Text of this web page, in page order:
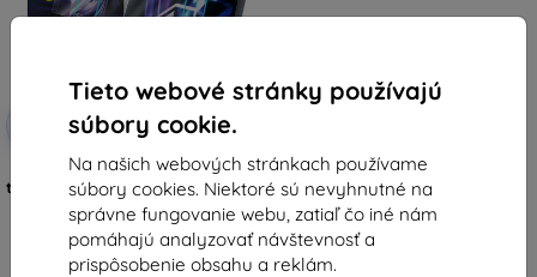
Tieto webové stránky používajú
súbory cookie.
Na našich webových stránkach používame
súbory cookies. Niektoré sú nevyhnutné na
správne fungovanie webu, zatiaľ čo iné nám
pomáhajú analyzovať návštevnosť a
prispôsobenie obsahu a reklám.
Zľava s
kupónom
EXTRA10
3mk Hardy Fusion hybridné
tvrdené sklo pre Samsung Galaxy
Tab S6
23,90 €
21,51 €